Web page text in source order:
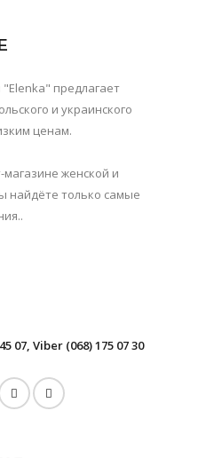
предлагает
и украинского
ценам.
женской и
найдёте только самые
07, Viber (068) 175 07 30